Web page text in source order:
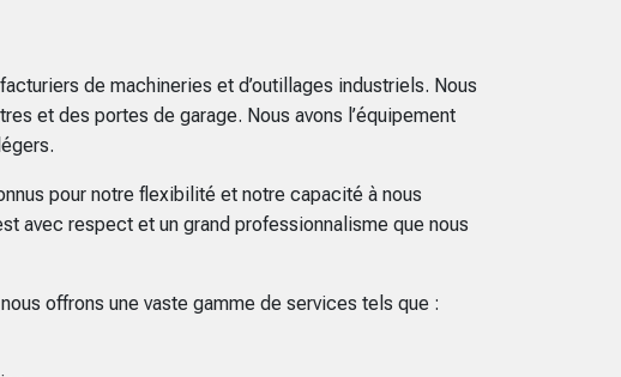
de machineries et d’outillages industriels. Nous
et des portes de garage. Nous avons l’équipement
pour notre flexibilité et notre capacité à nous
avec respect et un grand professionnalisme que nous
offrons une vaste gamme de services tels que :